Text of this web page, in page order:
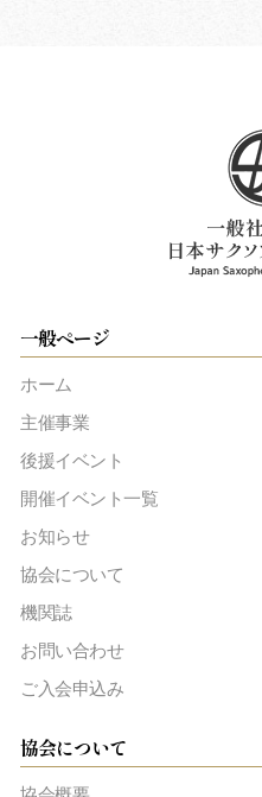
一般ページ
ホーム
主催事業
後援イベント
開催イベント一覧
お知らせ
協会について
機関誌
お問い合わせ
ご入会申込み
協会について